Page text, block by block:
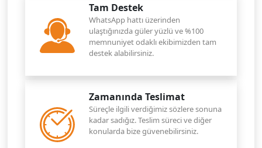
Tam Destek
WhatsApp hattı üzerinden
ulaştığınızda güler yüzlü ve %100
memnuniyet odaklı ekibimizden tam
destek alabilirsiniz.
Zamanında Teslimat
Süreçle ilgili verdiğimiz sözlere sonuna
kadar sadığız. Teslim süreci ve diğer
konularda bize güvenebilirsiniz.